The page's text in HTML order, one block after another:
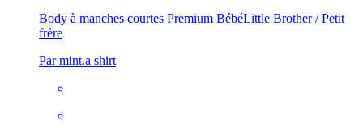
Body à manches courtes Premium BébéLittle Brother / Petit
frère
Par mint.a shirt